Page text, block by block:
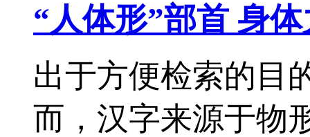
“人体形”部首 身
出于方便检索的目
而，汉字来源于物